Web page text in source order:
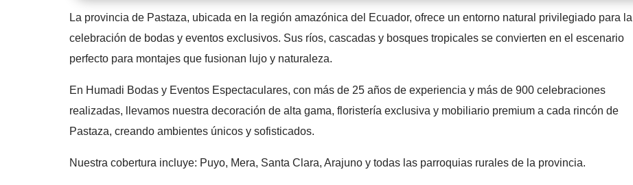
La provincia de Pastaza, ubicada en la región amazónica del Ecuador, ofrece un entorno natural privilegiado para la
celebración de bodas y eventos exclusivos. Sus ríos, cascadas y bosques tropicales se convierten en el escenario
perfecto para montajes que fusionan lujo y naturaleza.
En Humadi Bodas y Eventos Espectaculares, con más de 25 años de experiencia y más de 900 celebraciones
realizadas, llevamos nuestra decoración de alta gama, floristería exclusiva y mobiliario premium a cada rincón de
Pastaza, creando ambientes únicos y sofisticados.
Nuestra cobertura incluye: Puyo, Mera, Santa Clara, Arajuno y todas las parroquias rurales de la provincia.